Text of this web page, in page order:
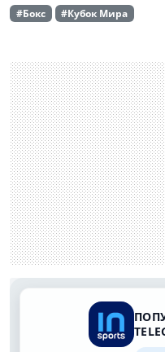
#Бокс #Кубок Мира